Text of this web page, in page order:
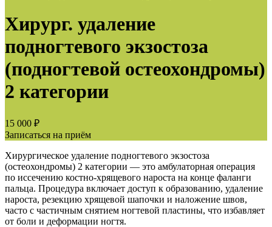
Хирург. удаление
подногтевого экзостоза
(подногтевой остеохондромы)
2 категории
15 000 ₽
Записаться на приём
Хирургическое удаление подногтевого экзостоза
(остеохондромы) 2 категории — это амбулаторная операция
по иссечению костно-хрящевого нароста на конце фаланги
пальца. Процедура включает доступ к образованию, удаление
нароста, резекцию хрящевой шапочки и наложение швов,
часто с частичным снятием ногтевой пластины, что избавляет
от боли и деформации ногтя.